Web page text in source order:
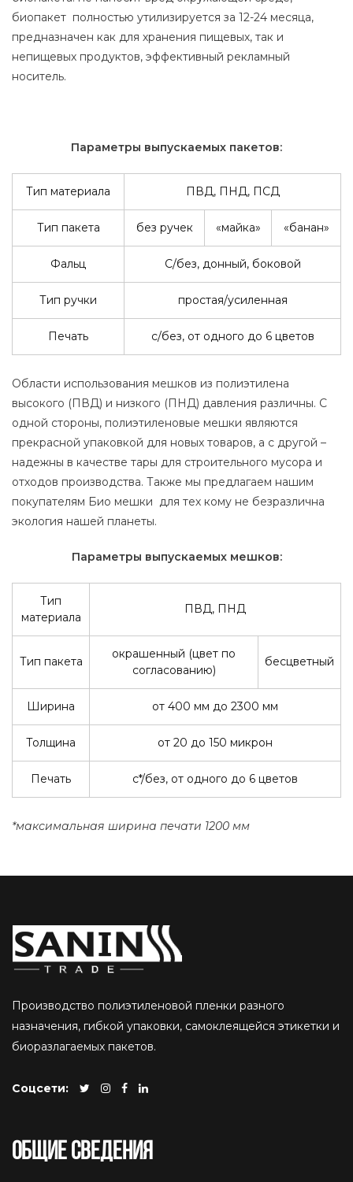
биопакет полностью утилизируется за 12-24 месяца,
предназначен как для хранения пищевых, так и
непищевых продуктов, эффективный рекламный
носитель.
Параметры выпускаемых пакетов:
Тип материала ПВД, ПНД, ПСД
Тип пакета без ручек «майка» «банан»
Фальц С/без, донный, боковой
Тип ручки простая/усиленная
Печать с/без, от одного до 6 цветов
Области использования мешков из полиэтилена
высокого (ПВД) и низкого (ПНД) давления различны. С
одной стороны, полиэтиленовые мешки являются
прекрасной упаковкой для новых товаров, а с другой –
надежны в качестве тары для строительного мусора и
отходов производства. Также мы предлагаем нашим
покупателям Био мешки для тех кому не безразлична
экология нашей планеты.
Параметры выпускаемых мешков:
Тип
материала
ПВД, ПНД
Тип пакета
окрашенный (цвет по
согласованию)
бесцветный
Ширина от 400 мм до 2300 мм
Толщина от 20 до 150 микрон
Печать с*/без, от одного до 6 цветов
*максимальная ширина печати 1200 мм
Производство полиэтиленовой пленки разного
назначения, гибкой упаковки, самоклеящейся этикетки и
биоразлагаемых пакетов.
Соцсети:
Общие сведения